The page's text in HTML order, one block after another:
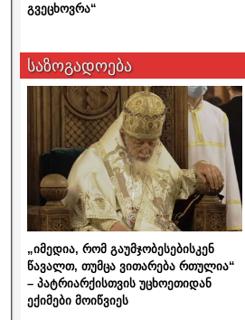
გვეცხოვრა“
საზოგადოება
„იმედია, რომ გაუმჯობესებისკენ
წავალთ, თუმცა ვითარება რთულია“
– პატრიარქისთვის უცხოეთიდან
ექიმები მოიწვიეს